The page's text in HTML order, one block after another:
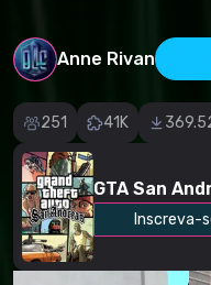
Anne Rivan
251 41K
GTA San
Inscreva-